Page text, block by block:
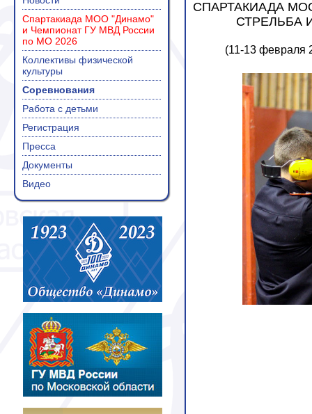
Спартакиада МОО "Динамо"
и Чемпионат ГУ МВД России
по МО 2026
Коллективы физической
культуры
Соревнования
Работа с детьми
Регистрация
Пресса
Документы
Видео
СПАРТАКИАДА
СТРЕЛЬБА
(11-13 февраля